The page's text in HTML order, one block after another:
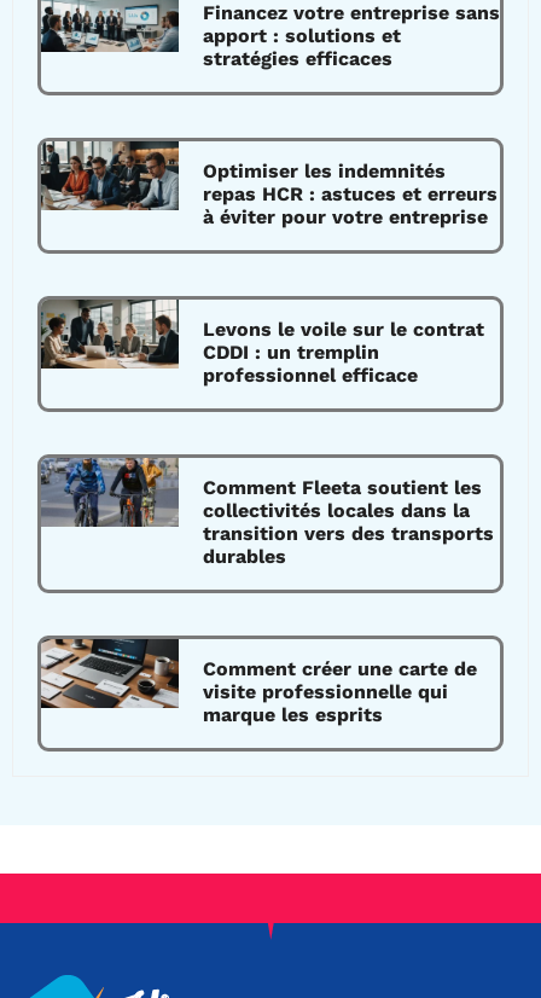
Financez votre entreprise sans
apport : solutions et
stratégies efficaces
Optimiser les indemnités
repas HCR : astuces et erreurs
à éviter pour votre entreprise
Levons le voile sur le contrat
CDDI : un tremplin
professionnel efficace
Comment Fleeta soutient les
collectivités locales dans la
transition vers des transports
durables
Comment créer une carte de
visite professionnelle qui
marque les esprits